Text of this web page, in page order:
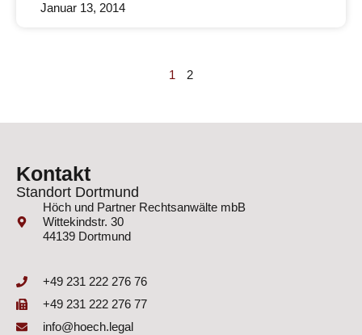
Januar 13, 2014
1 2
Kontakt
Standort Dortmund
Höch und Partner Rechtsanwälte mbB
Wittekindstr. 30
44139 Dortmund
+49 231 222 276 76
+49 231 222 276 77
info@hoech.legal